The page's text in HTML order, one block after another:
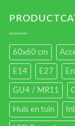
60x60 cm
E14 E27
GU4 / MR11
Huis en tuin